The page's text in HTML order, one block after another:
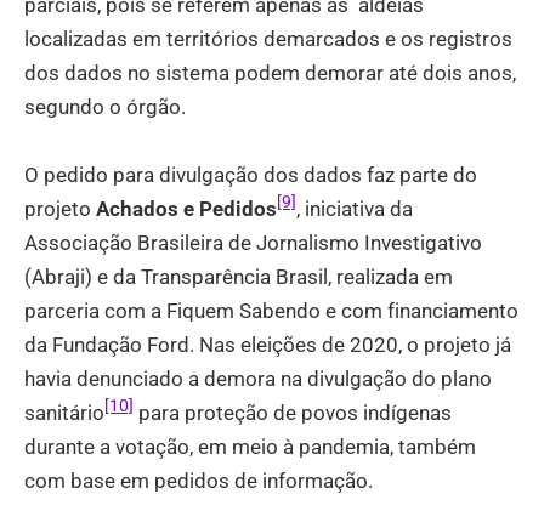
parciais, pois se referem apenas às aldeias
localizadas em territórios demarcados e os registros
dos dados no sistema podem demorar até dois anos,
segundo o órgão.
O pedido para divulgação dos dados faz parte do
projeto Achados e Pedidos[9], iniciativa da
Associação Brasileira de Jornalismo Investigativo
(Abraji) e da Transparência Brasil, realizada em
parceria com a Fiquem Sabendo e com financiamento
da Fundação Ford. Nas eleições de 2020, o projeto já
havia denunciado a demora na divulgação do plano
sanitário[10] para proteção de povos indígenas
durante a votação, em meio à pandemia, também
com base em pedidos de informação.